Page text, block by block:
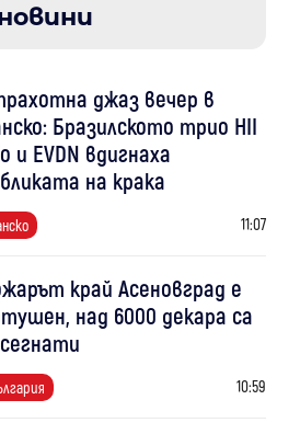
джаз вечер в
Бразилското трио HII
и EVDN вдигнаха
на крака
11:07
край Асеновград е
над 6000 декара са
10:59